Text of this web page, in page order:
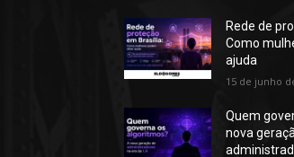
Rede de
Como
ajuda
15 de junho
Quem
nova